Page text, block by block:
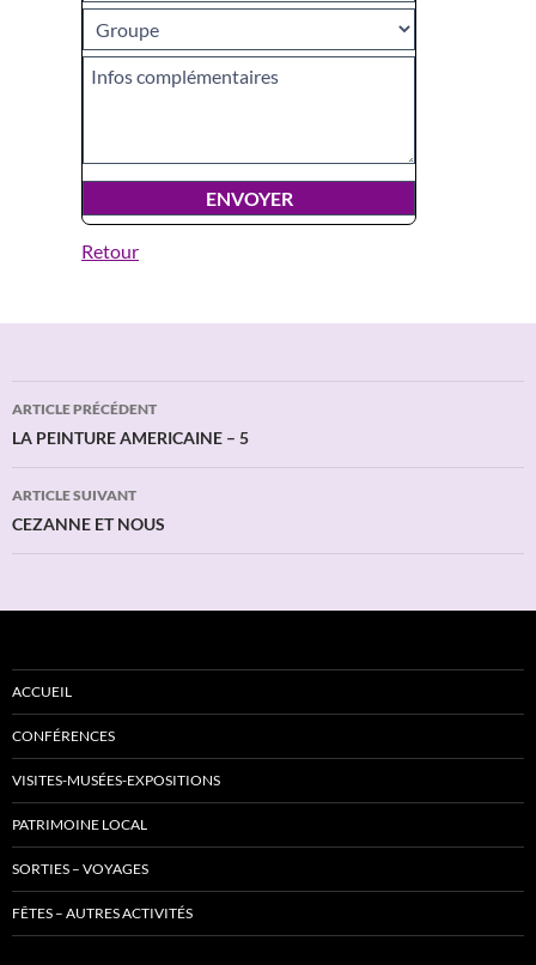
Retour
Navigation
des
articles
ARTICLE PRÉCÉDENT
LA PEINTURE AMERICAINE – 5
ARTICLE SUIVANT
CEZANNE ET NOUS
ACCUEIL
CONFÉRENCES
VISITES-MUSÉES-EXPOSITIONS
PATRIMOINE LOCAL
SORTIES – VOYAGES
FÊTES – AUTRES ACTIVITÉS